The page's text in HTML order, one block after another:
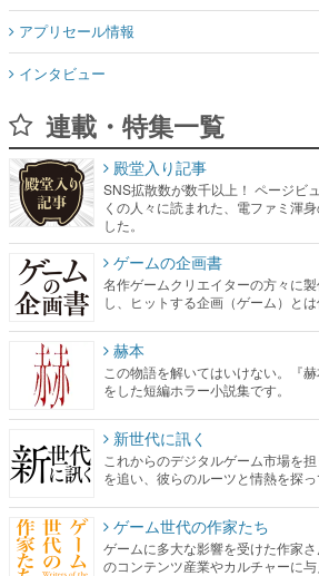
アプリセール情報
インタビュー
連載・特集一覧
殿堂入り記事
SNS拡散数が数千以上！ ページビ
くの人々に読まれた、電ファミ渾
した。
ゲームの企画書
名作ゲームクリエイターの方々に
し、ヒットする企画（ゲーム）とは
赫本
この物語を解いてはいけない。『
をした短編ホラー小説集です。
新世代に訊く
これからのデジタルゲーム市場を
を追い、彼らのルーツと情熱を探っ
ゲーム世代の作家たち
ゲームに多大な影響を受けた作家
のコンテンツ産業やカルチャーに与